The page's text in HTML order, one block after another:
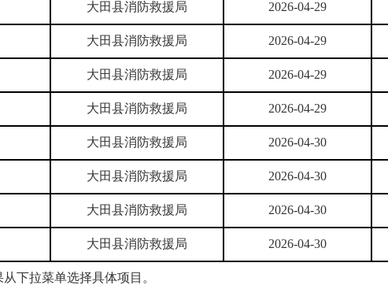
大田县消防救援局 2026-04-29
大田县消防救援局 2026-04-29
大田县消防救援局 2026-04-29
大田县消防救援局 2026-04-29
大田县消防救援局 2026-04-30
大田县消防救援局 2026-04-30
大田县消防救援局 2026-04-30
大田县消防救援局 2026-04-30
下拉菜单选择具体项目。